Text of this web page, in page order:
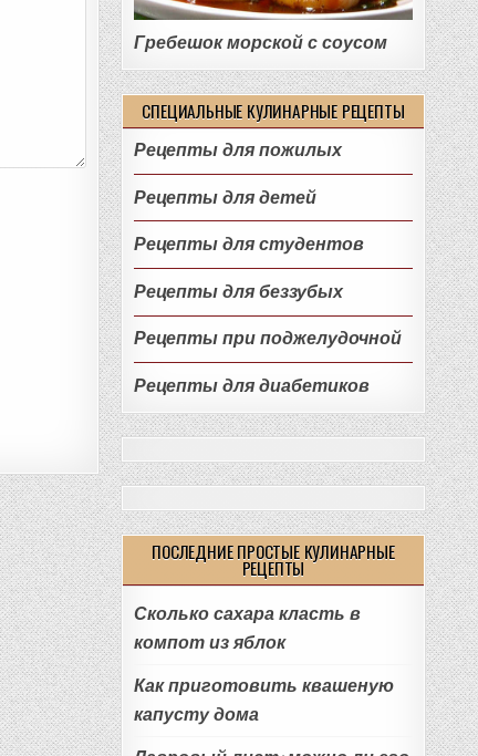
Гребешок морской с соусом
СПЕЦИАЛЬНЫЕ КУЛИНАРНЫЕ РЕЦЕПТЫ
Рецепты для пожилых
Рецепты для детей
Рецепты для студентов
Рецепты для беззубых
Рецепты при поджелудочной
Рецепты для диабетиков
ПОСЛЕДНИЕ ПРОСТЫЕ КУЛИНАРНЫЕ
РЕЦЕПТЫ
Сколько сахара класть в
компот из яблок
Как приготовить квашеную
капусту дома